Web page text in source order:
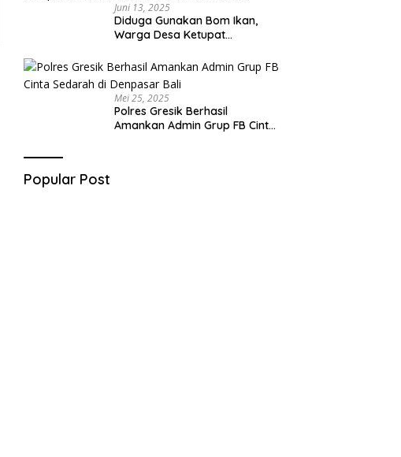
Juni 13, 2025
Diduga Gunakan Bom Ikan,
Warga Desa Ketupat
Pidana
Mei 25, 2025
Polres Gresik Berhasil
Amankan Admin Grup FB Cinta
Popular Post